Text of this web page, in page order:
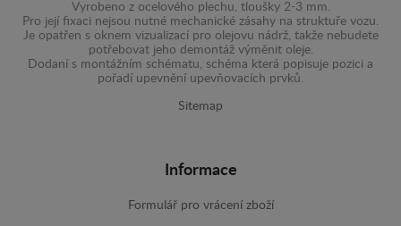
Vyrobeno z ocelového plechu, tloušky 2-3 mm.
Pro její fixaci nejsou nutné mechanické zásahy na struktuře vozu.
Je opatřen s oknem vizualizací pro olejovu nádrž, takže nebudete
potřebovat jeho demontáž výměnit oleje.
Dodaní s montážním schématu, schéma která popisuje pozici a
pořadí upevnění upevňovacích prvků.
Sitemap
Informace
Formulář pro vrácení zboží